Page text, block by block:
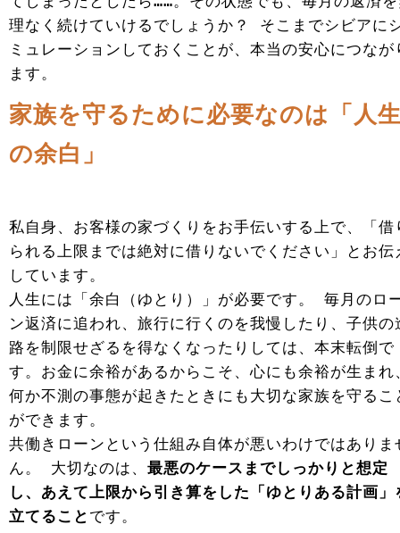
理なく続けていけるでしょうか？ そこまでシビアに
ミュレーションしておくことが、本当の安心につなが
ます。
家族を守るために必要なのは「人
の余白」
私自身、お客様の家づくりをお手伝いする上で、「借
られる上限までは絶対に借りないでください」とお伝
しています。
人生には「余白（ゆとり）」が必要です。 毎月のロ
ン返済に追われ、旅行に行くのを我慢したり、子供の
路を制限せざるを得なくなったりしては、本末転倒で
す。お金に余裕があるからこそ、心にも余裕が生まれ
何か不測の事態が起きたときにも大切な家族を守るこ
ができます。
共働きローンという仕組み自体が悪いわけではありま
ん。 大切なのは、 最悪のケースまでしっかりと想定
し、あえて上限から引き算をした「ゆとりある計画」
立てること です。